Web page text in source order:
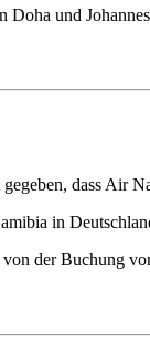
Doha und
dass Air
in
der Buchung